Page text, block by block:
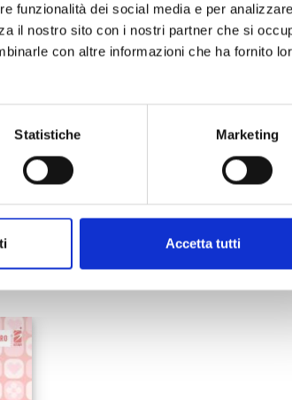
funzionalità dei social media e per
il nostro sito con i nostri partner che si
con altre informazioni che ha fornito
Statistiche Marketing
Accetta tutti